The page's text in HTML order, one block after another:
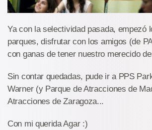
Ya con la selectividad pasada, empezó
parques, disfrutar con los amigos (de
con ganas de tener nuestro merecido
Sin contar quedadas, pude ir a PPS
Warner (y Parque de Atracciones de
Atracciones de Zaragoza...
Con mi querida Agar :)